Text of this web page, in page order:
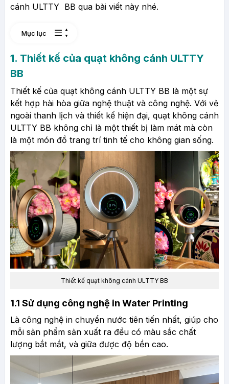
cánh ULTTY BB qua bài viết này nhé.
Mục lục
1. Thiết kế của quạt không cánh ULTTY
BB
Thiết kế của quạt không cánh ULTTY BB là một sự
kết hợp hài hòa giữa nghệ thuật và công nghệ. Với vẻ
ngoài thanh lịch và thiết kế hiện đại, quạt không cánh
ULTTY BB không chỉ là một thiết bị làm mát mà còn
là một món đồ trang trí tinh tế cho không gian sống.
Thiết kế quạt không cánh ULTTY BB
1.1 Sử dụng công nghệ in Water Printing
Là công nghệ in chuyển nước tiên tiến nhất, giúp cho
mỗi sản phẩm sản xuất ra đều có màu sắc chất
lượng bắt mắt, và giữa được độ bền cao.